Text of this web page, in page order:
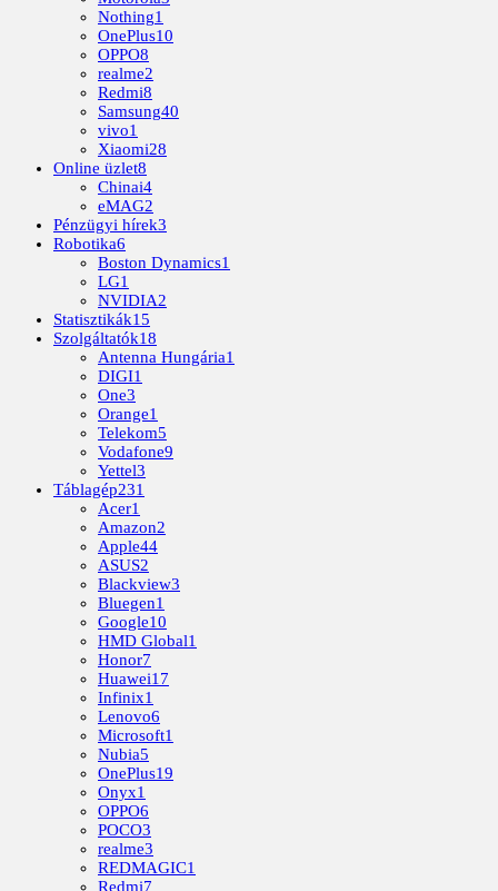
Nothing1
OnePlus10
OPPO8
realme2
Redmi8
Samsung40
vivo1
Xiaomi28
Online üzlet8
Chinai4
eMAG2
Pénzügyi hírek3
Robotika6
Boston Dynamics1
LG1
NVIDIA2
Statisztikák15
Szolgáltatók18
Antenna Hungária1
DIGI1
One3
Orange1
Telekom5
Vodafone9
Yettel3
Táblagép231
Acer1
Amazon2
Apple44
ASUS2
Blackview3
Bluegen1
Google10
HMD Global1
Honor7
Huawei17
Infinix1
Lenovo6
Microsoft1
Nubia5
OnePlus19
Onyx1
OPPO6
POCO3
realme3
REDMAGIC1
Redmi7